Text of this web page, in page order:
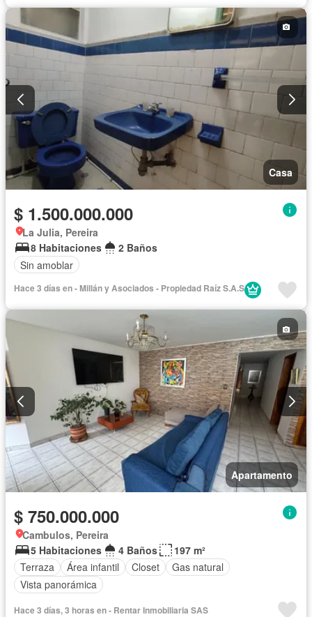
Casa
$ 1.500.000.000
La Julia, Pereira
8 Habitaciones
2 Baños
Sin amoblar
Hace 3 días en - Millán y Asociados - Propiedad Raíz S.A.S
Apartamento
$ 750.000.000
Cambulos, Pereira
5 Habitaciones
4 Baños
197 m²
Terraza
Área infantil Closet
Gas natural
Vista panorámica
Hace 3 días, 3 horas en - Rentar Inmobiliaria SAS